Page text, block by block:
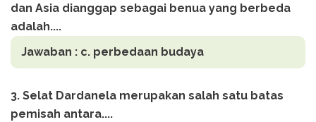
dan Asia dianggap sebagai benua yang berbeda
adalah....
Jawaban : c. perbedaan budaya
3. Selat Dardanela merupakan salah satu batas
pemisah antara....